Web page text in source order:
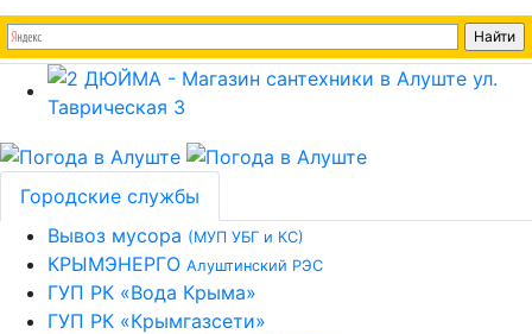
Городские службы
Вывоз мусора (МУП УБГ и КС)
КРЫМЭНЕРГО Алуштинский РЭС
ГУП РК «Вода Крыма»
ГУП РК «Крымгазсети»